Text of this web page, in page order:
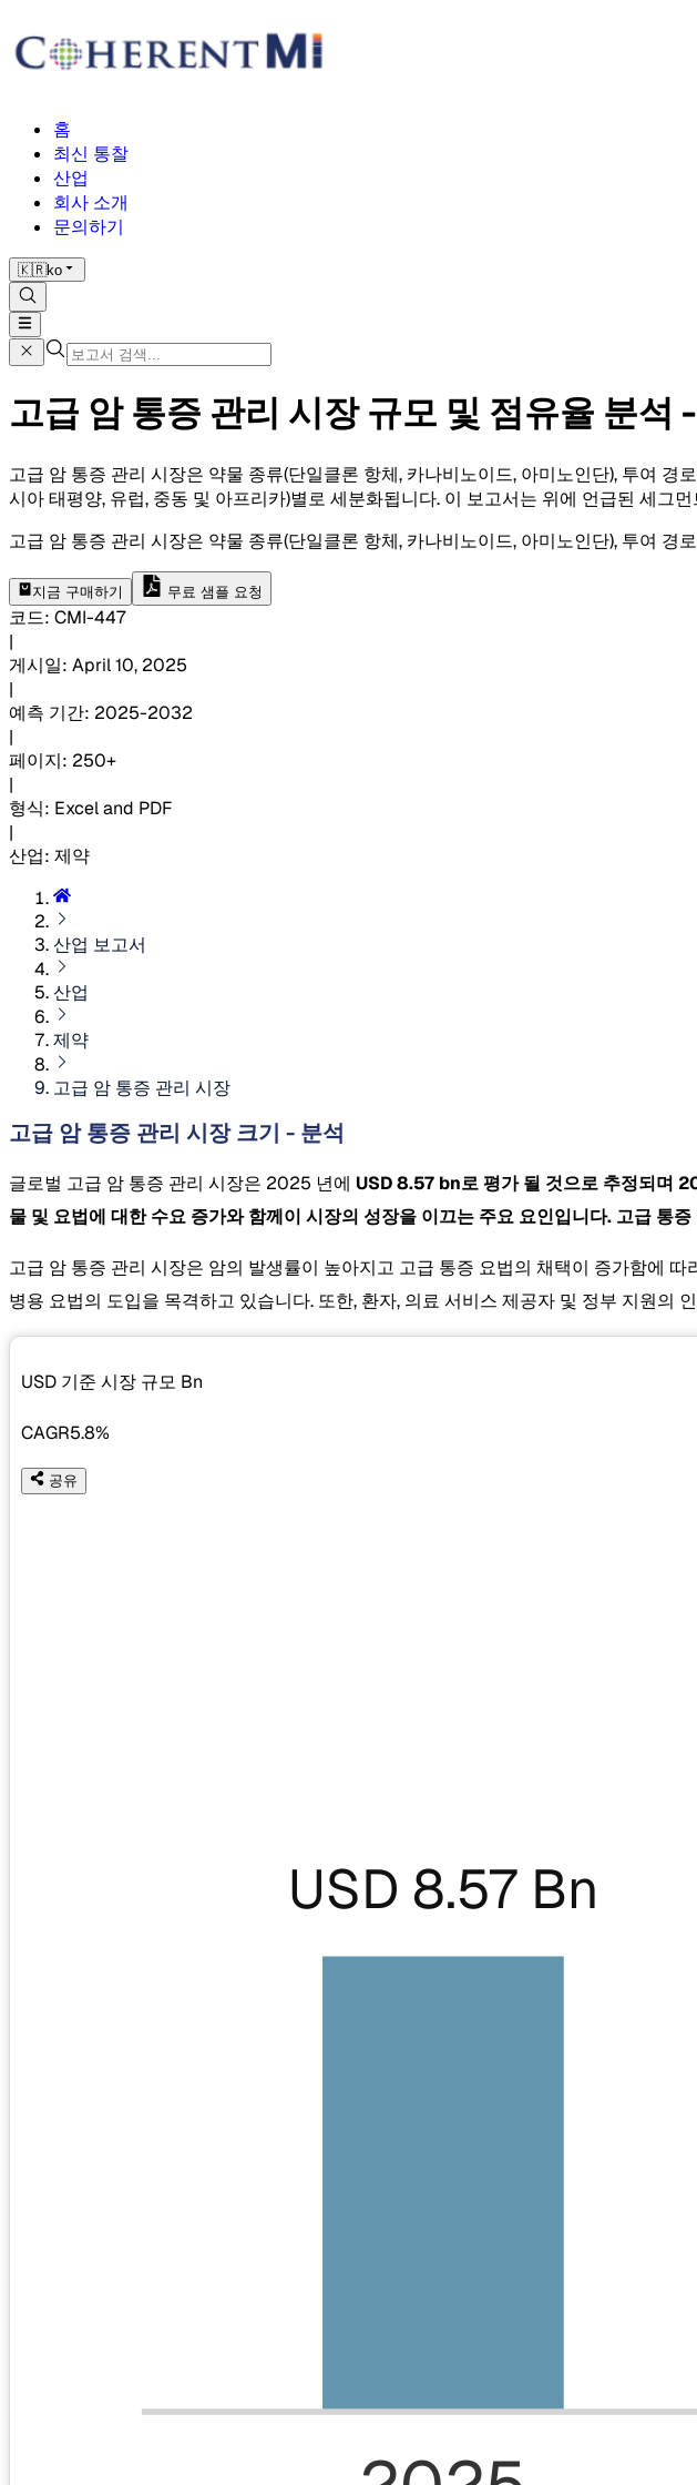
홈
최신 통찰
산업
회사 소개
문의하기
🇰🇷ko
고급 암 통증 관리 시장 규모 및 점유율 분
고급 암 통증 관리 시장은 약물 종류(단일클론 항체, 카나비노이드, 아미노인단), 투여 경
시아 태평양, 유럽, 중동 및 아프리카)별로 세분화됩니다. 이 보고서는 위에 언급된 세그
고급 암 통증 관리 시장은 약물 종류(단일클론 항체, 카나비노이드, 아미노인단), 투여 경
지금 구매하기 무료 샘플 요청
코드: CMI-447
|
게시일: April 10, 2025
|
예측 기간: 2025-2032
|
페이지: 250+
|
형식: Excel and PDF
|
산업: 제약
산업 보고서
산업
제약
고급 암 통증 관리 시장
고급 암 통증 관리 시장 크기 - 분석
글로벌 고급 암 통증 관리 시장은 2025 년에 USD 8.57 bn로 평가 될 것으로 추정되며
물 및 요법에 대한 수요 증가와 함께이 시장의 성장을 이끄는 주요 요인입니다. 고급 통
고급 암 통증 관리 시장은 암의 발생률이 높아지고 고급 통증 요법의 채택이 증가함에
병용 요법의 도입을 목격하고 있습니다. 또한, 환자, 의료 서비스 제공자 및 정부 지원
USD 기준 시장 규모 Bn
CAGR5.8%
공유
USD 8.57 Bn